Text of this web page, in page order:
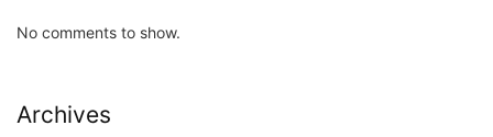
No comments to show.
Archives